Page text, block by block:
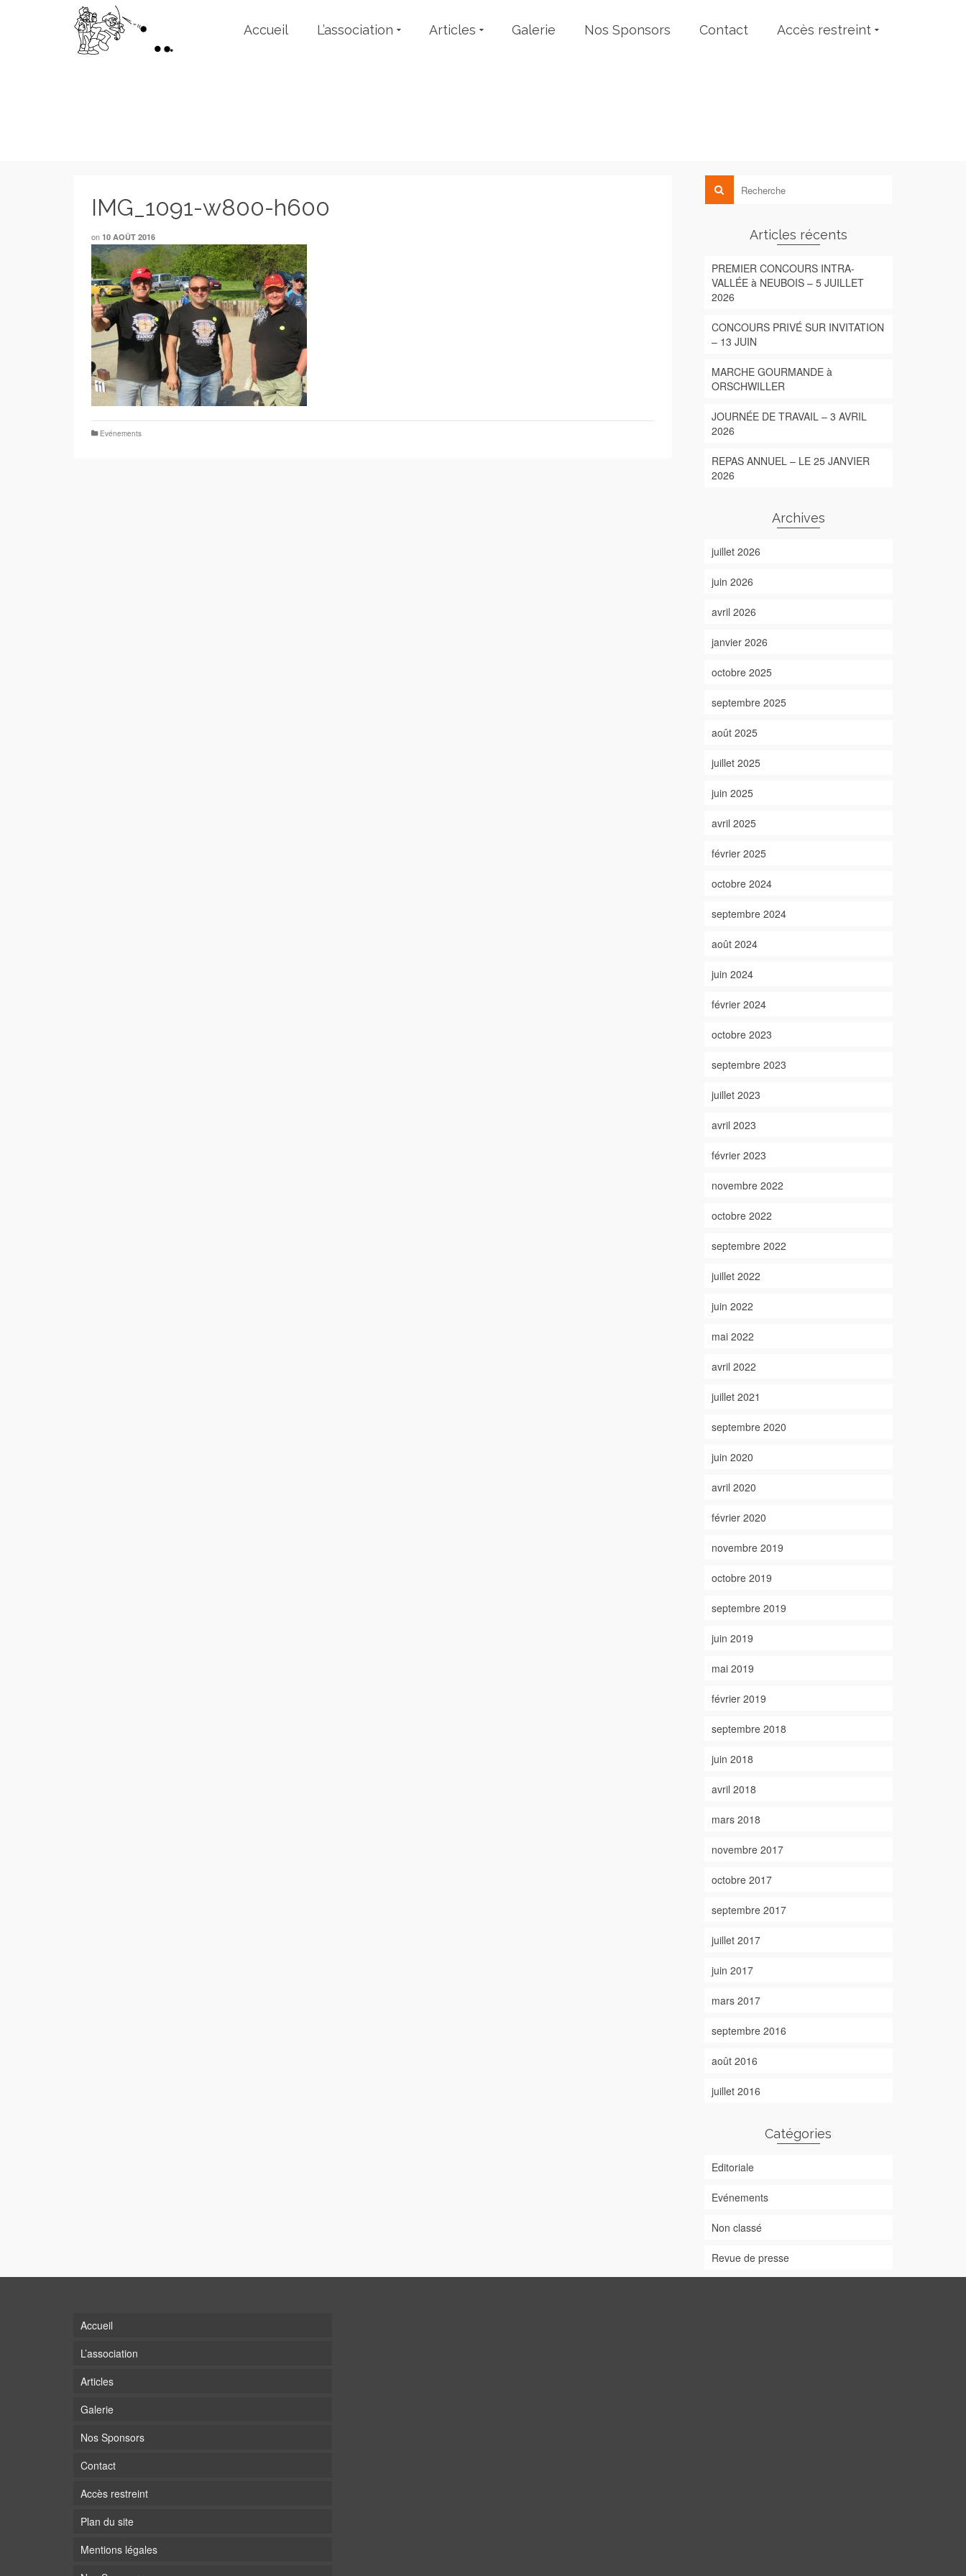
Accueil L’association Articles Galerie Nos Sponsors Contact Accès restreint
IMG_1091-w800-h600
on 10 AOÛT 2016
Evénements
Articles récents
PREMIER CONCOURS INTRA-
VALLÉE à NEUBOIS – 5 JUILLET
2026
CONCOURS PRIVÉ SUR INVITATION
– 13 JUIN
MARCHE GOURMANDE à
ORSCHWILLER
JOURNÉE DE TRAVAIL – 3 AVRIL
2026
REPAS ANNUEL – LE 25 JANVIER
2026
Archives
juillet 2026
juin 2026
avril 2026
janvier 2026
octobre 2025
septembre 2025
août 2025
juillet 2025
juin 2025
avril 2025
février 2025
octobre 2024
septembre 2024
août 2024
juin 2024
février 2024
octobre 2023
septembre 2023
juillet 2023
avril 2023
février 2023
novembre 2022
octobre 2022
septembre 2022
juillet 2022
juin 2022
mai 2022
avril 2022
juillet 2021
septembre 2020
juin 2020
avril 2020
février 2020
novembre 2019
octobre 2019
septembre 2019
juin 2019
mai 2019
février 2019
septembre 2018
juin 2018
avril 2018
mars 2018
novembre 2017
octobre 2017
septembre 2017
juillet 2017
juin 2017
mars 2017
septembre 2016
août 2016
juillet 2016
Catégories
Editoriale
Evénements
Non classé
Revue de presse
Accueil
L’association
Articles
Galerie
Nos Sponsors
Contact
Accès restreint
Plan du site
Mentions légales